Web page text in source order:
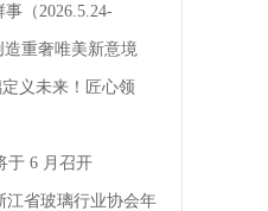
（2026.5.24-
重奢唯美新意境
义未来！匠心领
于 6 月召开
江省玻璃行业协会年